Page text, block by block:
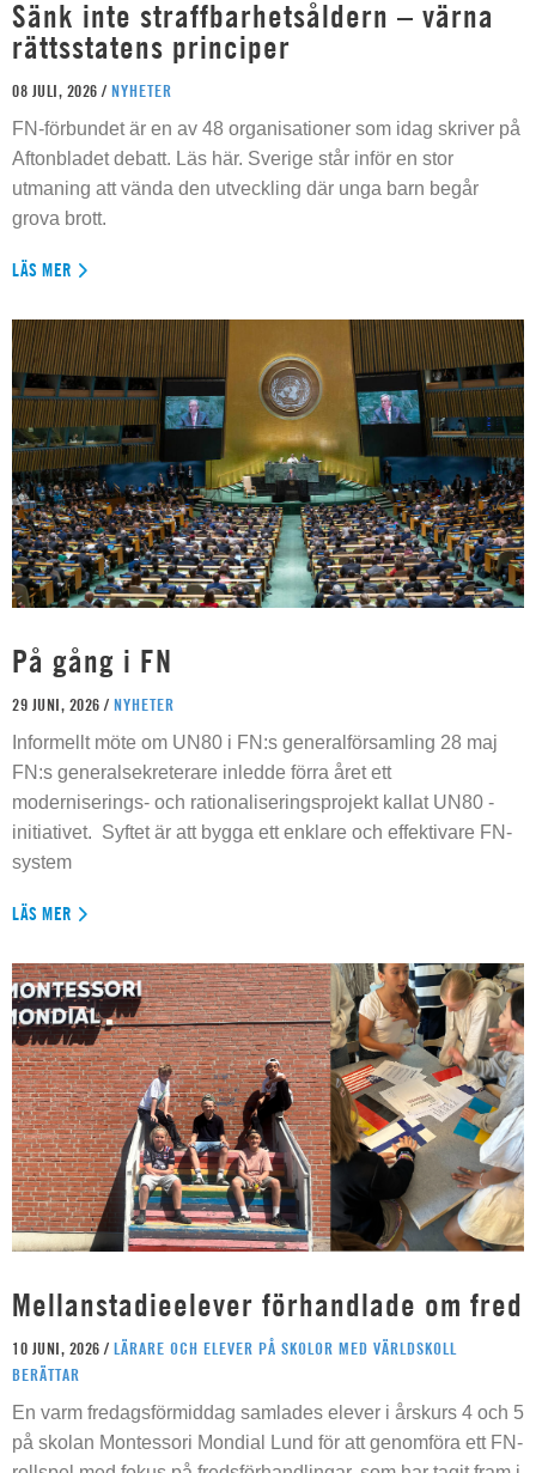
Sänk inte straffbarhetsåldern – värna
rättsstatens principer
08 JULI, 2026 / NYHETER
FN-förbundet är en av 48 organisationer som idag skriver på
Aftonbladet debatt. Läs här. Sverige står inför en stor
utmaning att vända den utveckling där unga barn begår
grova brott.
LÄS MER
På gång i FN
29 JUNI, 2026 / NYHETER
Informellt möte om UN80 i FN:s generalförsamling 28 maj
FN:s generalsekreterare inledde förra året ett
moderniserings- och rationaliseringsprojekt kallat UN80 -
initiativet. Syftet är att bygga ett enklare och effektivare FN-
system
LÄS MER
Mellanstadieelever förhandlade om fred
10 JUNI, 2026 / LÄRARE OCH ELEVER PÅ SKOLOR MED VÄRLDSKOLL
BERÄTTAR
En varm fredagsförmiddag samlades elever i årskurs 4 och 5
på skolan Montessori Mondial Lund för att genomföra ett FN-